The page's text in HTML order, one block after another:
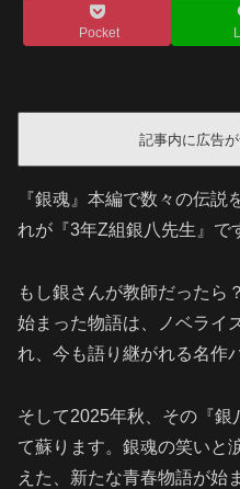
Pocket
記事内に広告が
『銀魂』本編で数々の伝
れが『3年Z組銀八先生』で
もし銀さんが教師だったら
始まった物語は、ノベライ
れ、今も語り継がれる名作
そして2025年秋、その『銀
て蘇ります。銀魂の笑いと
えた、新たな青春物語が始